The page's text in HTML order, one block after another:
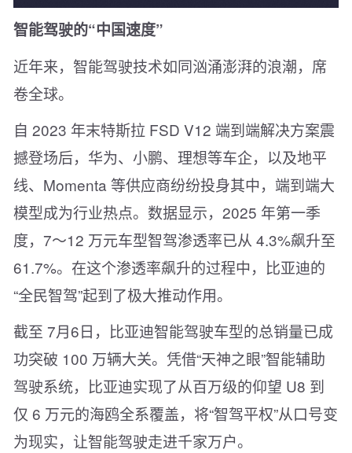
智能驾驶的“中国速度”
近年来，智能驾驶技术如同汹涌澎湃的浪潮，席
卷全球。
自 2023 年末特斯拉 FSD V12 端到端解决方案震
撼登场后，华为、小鹏、理想等车企，以及地平
线、Momenta 等供应商纷纷投身其中，端到端大
模型成为行业热点。数据显示，2025 年第一季
度，7～12 万元车型智驾渗透率已从 4.3%飙升至
61.7%。在这个渗透率飙升的过程中，比亚迪的
“全民智驾”起到了极大推动作用。
截至 7月6日，比亚迪智能驾驶车型的总销量已成
功突破 100 万辆大关。凭借“天神之眼”智能辅助
驾驶系统，比亚迪实现了从百万级的仰望 U8 到
仅 6 万元的海鸥全系覆盖，将“智驾平权”从口号变
为现实，让智能驾驶走进千家万户。